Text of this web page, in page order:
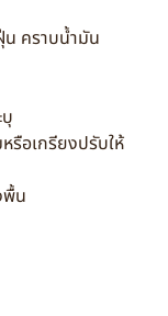
น คราบน้ำมัน
รือเกรียงปรับให้
พื้น